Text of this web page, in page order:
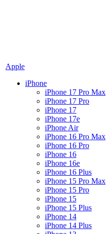
Apple
iPhone
iPhone 17 Pro Max
iPhone 17 Pro
iPhone 17
iPhone 17e
iPhone Air
iPhone 16 Pro Max
iPhone 16 Pro
iPhone 16
iPhone 16e
iPhone 16 Plus
iPhone 15 Pro Max
iPhone 15 Pro
iPhone 15
iPhone 15 Plus
iPhone 14
iPhone 14 Plus